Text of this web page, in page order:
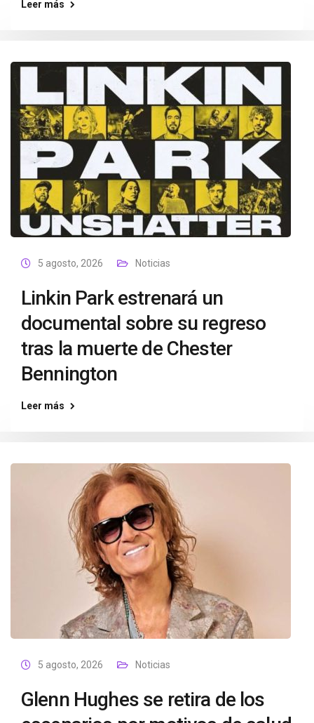
Leer más
5 agosto, 2026 Noticias
Linkin Park estrenará un
documental sobre su regreso
tras la muerte de Chester
Bennington
Leer más
5 agosto, 2026 Noticias
Glenn Hughes se retira de los